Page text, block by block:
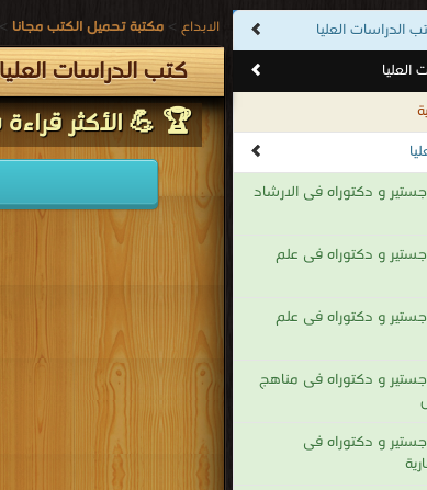
العليا
و دكتوراه فى الارشاد
و دكتوراه فى علم
و دكتوراه فى علم
و دكتوراه فى مناهج
و دكتوراه فى
الابداع > مكتبة تحميل الكتب مجانا >
كتب الدراسات العليا
🏆 💪 الأكثر قراءة